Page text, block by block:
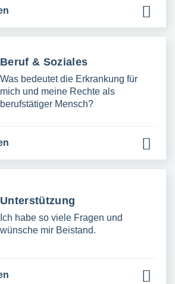
Beruf & Soziales
Was bedeutet die Erkrankung für
mich und meine Rechte als
berufstätiger Mensch?
Unterstützung
Ich habe so viele Fragen und
wünsche mir Beistand.